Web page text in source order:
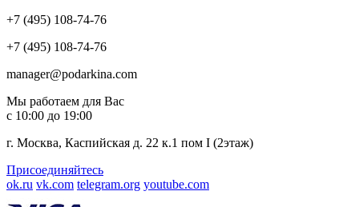
+7 (495) 108-74-76
+7 (495) 108-74-76
manager@podarkina.com
Мы работаем для Вас
с 10:00 до 19:00
г. Москва, Каспийская д. 22 к.1 пом I (2этаж)
Присоединяйтесь
ok.ru vk.com telegram.org youtube.com